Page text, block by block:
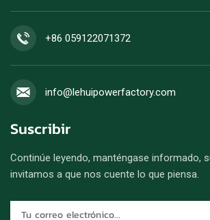
+86 059122071372
info@lehuipowerfactory.com
Suscribir
Continúe leyendo, manténgase informado,
invitamos a que nos cuente lo que piensa.